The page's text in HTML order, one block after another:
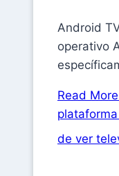
Android
operativo
Read More
de ver